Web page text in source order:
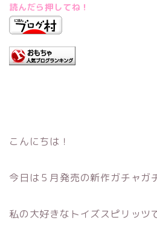
読んだら押してね！
こんにちは！
今日は５月発売の新作ガチャガ
私の大好きなトイズスピリッツ